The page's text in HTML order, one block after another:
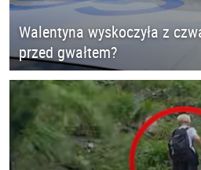
Walentyna wyskoczyła z
przed gwałtem?